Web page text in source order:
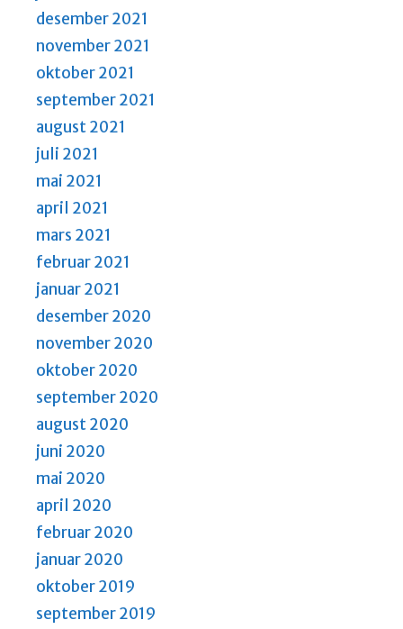
desember 2021
november 2021
oktober 2021
september 2021
august 2021
juli 2021
mai 2021
april 2021
mars 2021
februar 2021
januar 2021
desember 2020
november 2020
oktober 2020
september 2020
august 2020
juni 2020
mai 2020
april 2020
februar 2020
januar 2020
oktober 2019
september 2019